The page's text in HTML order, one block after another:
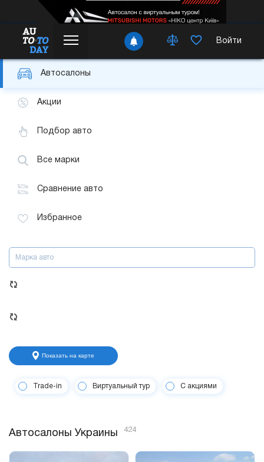
Войти
Автосалоны
Акции
Подбор авто
Все марки
Сравнение авто
Избранное
Марка авто
Показать на карте
Trade-in Виртуальный тур С акциями
Автосалоны Украины 424